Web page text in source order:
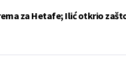
za Hetafe; Ilić otkrio